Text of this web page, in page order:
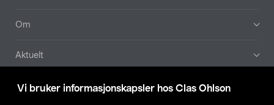
Vi bruker informasjonskapsler hos Clas Ohlson
Om
Aktuelt
Våre selskaper